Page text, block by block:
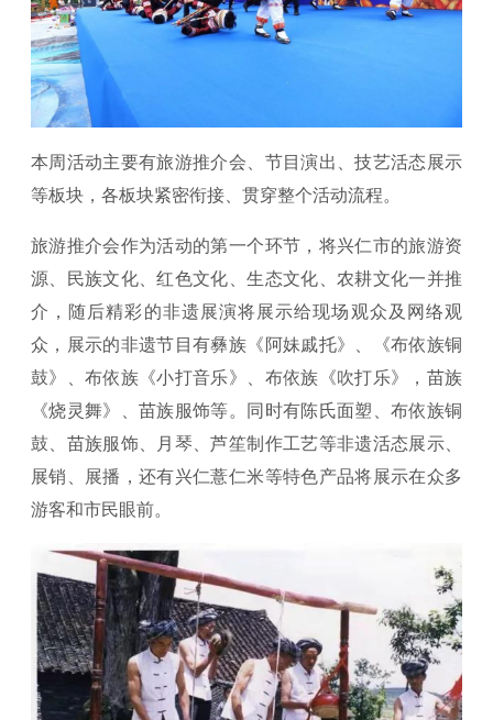
本周活动主要有旅游推介会、节目演出、技艺活态展示
等板块，各板块紧密衔接、贯穿整个活动流程。
旅游推介会作为活动的第一个环节，将兴仁市的旅游资
源、民族文化、红色文化、生态文化、农耕文化一并推
介，随后精彩的非遗展演将展示给现场观众及网络观
众，展示的非遗节目有彝族《阿妹戚托》、《布依族铜
鼓》、布依族《小打音乐》、布依族《吹打乐》，苗族
《烧灵舞》、苗族服饰等。同时有陈氏面塑、布依族铜
鼓、苗族服饰、月琴、芦笙制作工艺等非遗活态展示、
展销、展播，还有兴仁薏仁米等特色产品将展示在众多
游客和市民眼前。